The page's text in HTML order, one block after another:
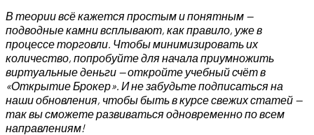
В теории всё кажется простым и понятным —
подводные камни всплывают, как правило, уже в
процессе торговли. Чтобы минимизировать их
количество, попробуйте для начала приумножить
виртуальные деньги — откройте учебный счёт в
«Открытие Брокер». И не забудьте подписаться на
наши обновления, чтобы быть в курсе свежих статей —
так вы сможете развиваться одновременно по всем
направлениям!